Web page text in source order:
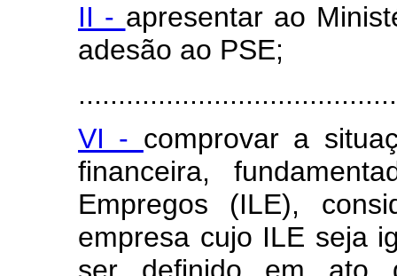
II - apresentar ao
adesão ao PSE;
VI - comprovar a
financeira,
Empregos (ILE),
empresa cujo ILE seja